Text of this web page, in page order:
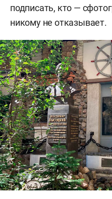
подписать, кто —
никому не отказывает.